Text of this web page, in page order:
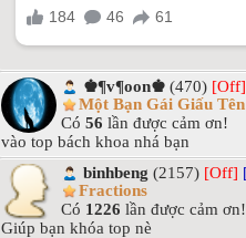
♚¶v¶oon♚ (470) [Off]
Một Bạn Gái Giấu
Có 56 lần được cảm ơn!
vào top bách khoa nhá bạn
binhbeng (2157) [Off]
Fractions
Có 1226 lần được cảm ơn!
Giúp bạn khóa top nè